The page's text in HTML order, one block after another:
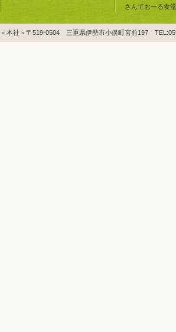
さんておーる食堂
＜本社＞〒519-0504 三重県伊勢市小俣町宮前197